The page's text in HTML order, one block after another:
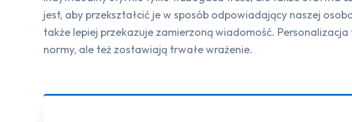
jest, aby przekształcić je w sposób odpowiadający naszej
także lepiej przekazuje zamierzoną wiadomość.
normy, ale też zostawiają trwałe wrażenie.